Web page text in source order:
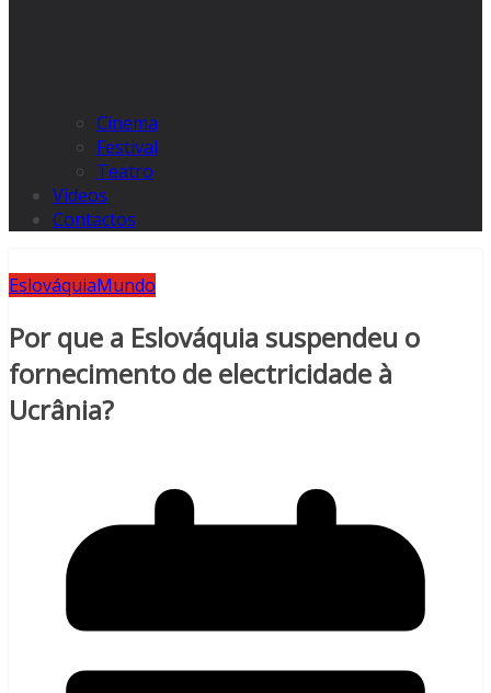
Cinema
Festival
Teatro
Videos
Contactos
EslováquiaMundo
Por que a Eslováquia suspendeu o
fornecimento de electricidade à
Ucrânia?